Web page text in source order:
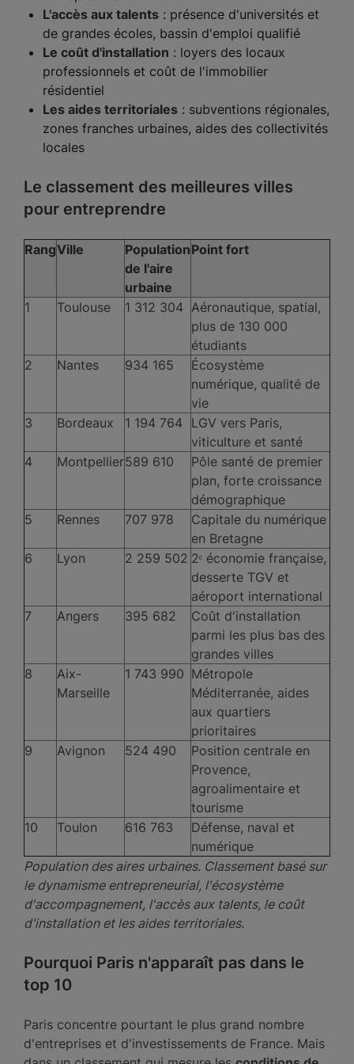
L'accès aux talents : présence d'universités et
de grandes écoles, bassin d'emploi qualifié
Le coût d'installation : loyers des locaux
professionnels et coût de l'immobilier
résidentiel
Les aides territoriales : subventions régionales,
zones franches urbaines, aides des collectivités
locales
Le classement des meilleures villes
pour entreprendre
RangVille
Population
de l'aire
urbaine
Point fort
1 Toulouse 1 312 304 Aéronautique, spatial,
plus de 130 000
étudiants
2
Nantes 934 165
Écosystème
numérique, qualité de
vie
3
Bordeaux 1 194 764
LGV vers Paris,
viticulture et santé
4
Montpellier589 610
Pôle santé de premier
plan, forte croissance
démographique
5
Rennes 707 978
Capitale du numérique
en Bretagne
6
Lyon 2 259 502 2ᵉ économie française,
desserte TGV et
aéroport international
7
Angers 395 682
Coût d'installation
parmi les plus bas des
grandes villes
8
Aix-
Marseille
1 743 990 Métropole
Méditerranée, aides
aux quartiers
prioritaires
9
Avignon 524 490
Position centrale en
Provence,
agroalimentaire et
tourisme
10
Toulon 616 763
Défense, naval et
numérique
Population des aires urbaines. Classement basé sur
le dynamisme entrepreneurial, l'écosystème
d'accompagnement, l'accès aux talents, le coût
d'installation et les aides territoriales.
Pourquoi Paris n'apparaît pas dans le
top 10
Paris concentre pourtant le plus grand nombre
d'entreprises et d'investissements de France. Mais